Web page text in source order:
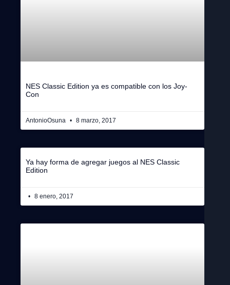
NES Classic Edition ya es compatible con los Joy-
Con
AntonioOsuna 8 marzo, 2017
Ya hay forma de agregar juegos al NES Classic
Edition
8 enero, 2017